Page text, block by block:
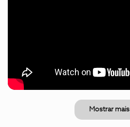
Mostrar mais